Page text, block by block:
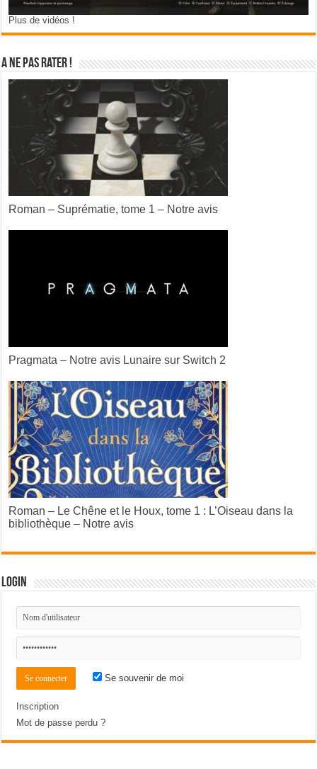
Plus de vidéos !
A ne pas rater !
Roman – Suprématie, tome 1 – Notre avis
Pragmata – Notre avis Lunaire sur Switch 2
Roman – Le Chêne et le Houx, tome 1 : L’Oiseau dans la
bibliothèque – Notre avis
Login
Se souvenir de moi
Inscription
Mot de passe perdu ?